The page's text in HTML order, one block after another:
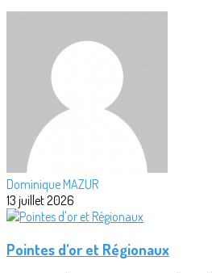
Dominique MAZUR
13 juillet 2026
Pointes d'or et Régionaux